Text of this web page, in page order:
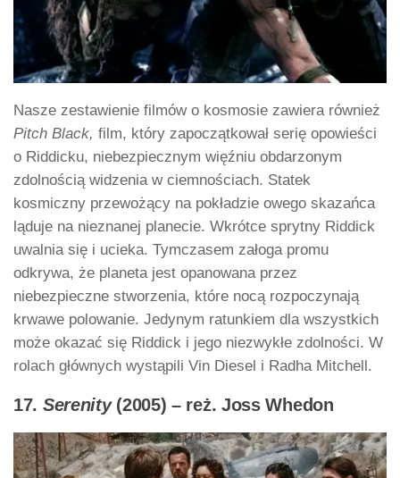
Nasze zestawienie filmów o kosmosie zawiera również
Pitch Black, film, który zapoczątkował serię opowieści
o Riddicku, niebezpiecznym więźniu obdarzonym
zdolnością widzenia w ciemnościach. Statek
kosmiczny przewożący na pokładzie owego skazańca
ląduje na nieznanej planecie. Wkrótce sprytny Riddick
uwalnia się i ucieka. Tymczasem załoga promu
odkrywa, że planeta jest opanowana przez
niebezpieczne stworzenia, które nocą rozpoczynają
krwawe polowanie. Jedynym ratunkiem dla wszystkich
może okazać się Riddick i jego niezwykłe zdolności. W
rolach głównych wystąpili Vin Diesel i Radha Mitchell.
17. Serenity(2005) – reż. Joss Whedon